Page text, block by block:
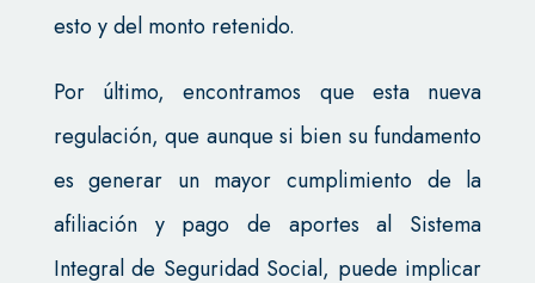
esto y del monto retenido.
Por último, encontramos que esta nueva
regulación, que aunque si bien su fundamento
es generar un mayor cumplimiento de la
afiliación y pago de aportes al Sistema
Integral de Seguridad Social, puede implicar